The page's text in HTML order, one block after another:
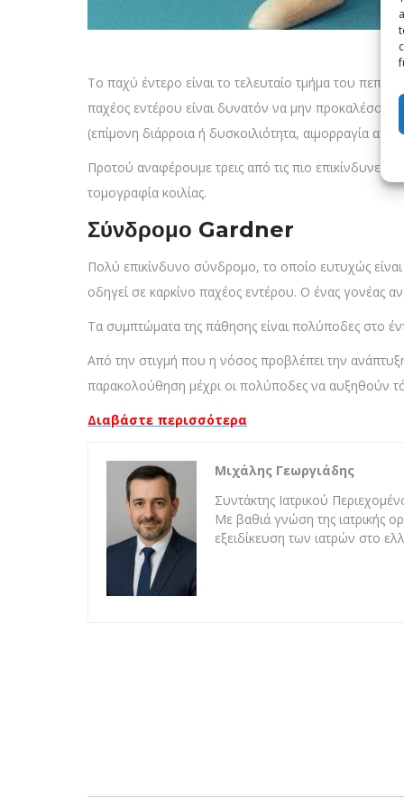
Το παχύ έντερο είναι το τελευταίο τμήμα του
παχέος εντέρου είναι δυνατόν να μην
(επίμονη διάρροια ή δυσκοιλιότητα, αιμορραγία
Προτού αναφέρουμε τρεις από τις πιο επικίνδυνες
τομογραφία κοιλίας.
Σύνδρομο Gardner
Πολύ επικίνδυνο σύνδρομο, το οποίο ευτυχώς είναι
οδηγεί σε καρκίνο παχέος εντέρου. Ο ένας γονέας
Τα συμπτώματα της πάθησης είναι πολύποδες στο
Από την στιγμή που η νόσος προβλέπει την
παρακολούθηση μέχρι οι πολύποδες να αυξηθούν
Διαβάστε περισσότερα
Μιχάλης Γεωργιάδης
Συντάκτης Ιατρικού
Με βαθιά γνώση της ιατρικής
εξειδίκευση των ιατρών στο